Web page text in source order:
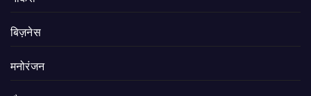
बिज़नेस
मनोरंजन